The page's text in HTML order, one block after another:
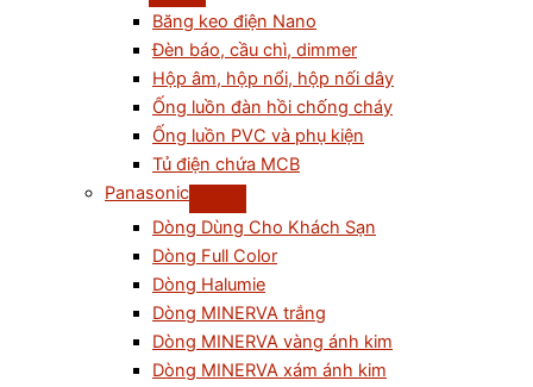
Băng keo điện Nano
Đèn báo, cầu chì, dimmer
Hộp âm, hộp nổi, hộp nối dây
Ống luồn đàn hồi chống cháy
Ống luồn PVC và phụ kiện
Tủ điện chứa MCB
Panasonic
Dòng Dùng Cho Khách Sạn
Dòng Full Color
Dòng Halumie
Dòng MINERVA trắng
Dòng MINERVA vàng ánh kim
Dòng MINERVA xám ánh kim